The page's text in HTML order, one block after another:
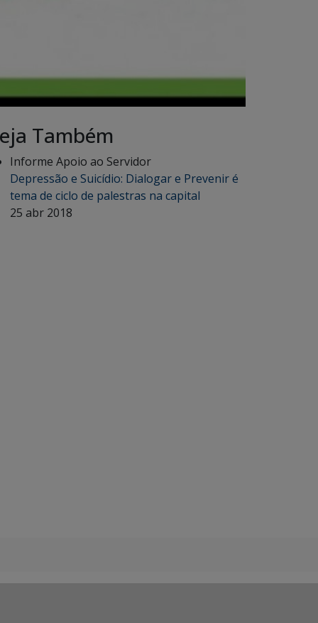
Também
Informe Apoio ao Servidor
Depressão e Suicídio: Dialogar e Prevenir é
tema de ciclo de palestras na capital
25 abr 2018